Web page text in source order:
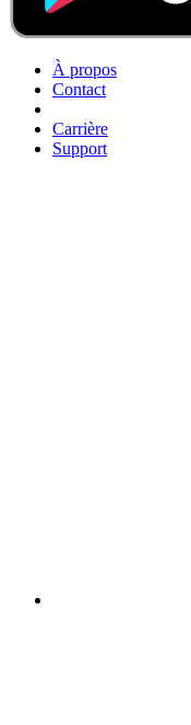
À propos
Contact
Carrière
Support